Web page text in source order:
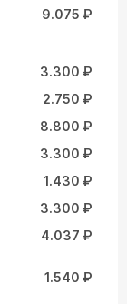
9.075 ₽
3.300 ₽
2.750 ₽
8.800 ₽
3.300 ₽
1.430 ₽
3.300 ₽
4.037 ₽
1.540 ₽